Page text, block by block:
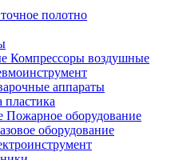
полотно
Компрессоры воздушные
аппараты
пластика
Пожарное оборудование
оборудование